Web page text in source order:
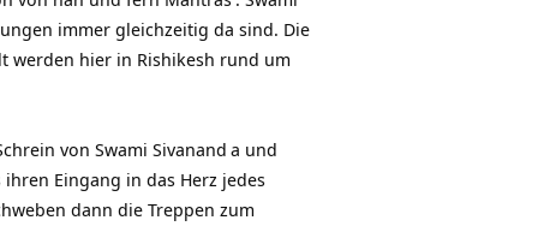
immer gleichzeitig da sind. Die
werden hier in Rishikesh rund um
von Swami Sivanand a und
Eingang in das Herz jedes
dann die Treppen zum